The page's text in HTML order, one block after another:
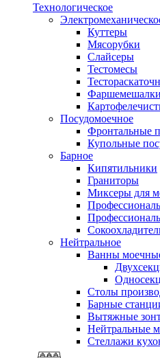
Технологическое
Куттеры
Мясорубки
Слайсеры
Тестомесы
Фаршемешалки
Посудомоечное
Фронтальные
Купольные
Барное
Кипятильники
Граниторы
Миксеры для
Нейтральное
Ванны
Столы
Барные
Вытяжные
Нейтральные
Стеллажи